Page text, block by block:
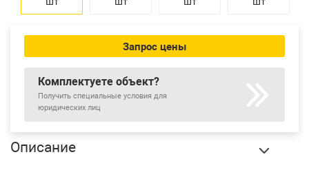
Запрос цены
Комплектуете объект?
Получить специальные условия для
юридических лиц
Описание